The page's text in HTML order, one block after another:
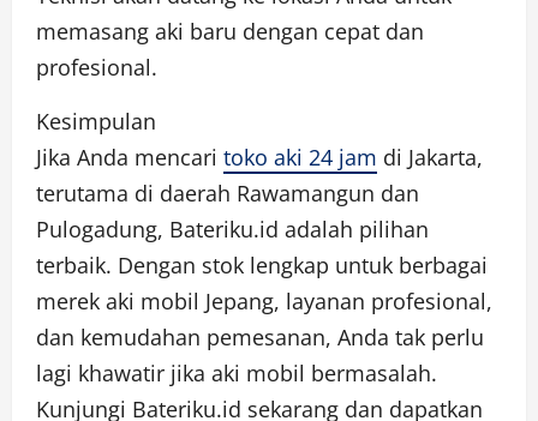
memasang aki baru dengan cepat dan
profesional.
Kesimpulan
Jika Anda mencari toko aki 24 jam di Jakarta,
terutama di daerah Rawamangun dan
Pulogadung, Bateriku.id adalah pilihan
terbaik. Dengan stok lengkap untuk berbagai
merek aki mobil Jepang, layanan profesional,
dan kemudahan pemesanan, Anda tak perlu
lagi khawatir jika aki mobil bermasalah.
Kunjungi Bateriku.id sekarang dan dapatkan